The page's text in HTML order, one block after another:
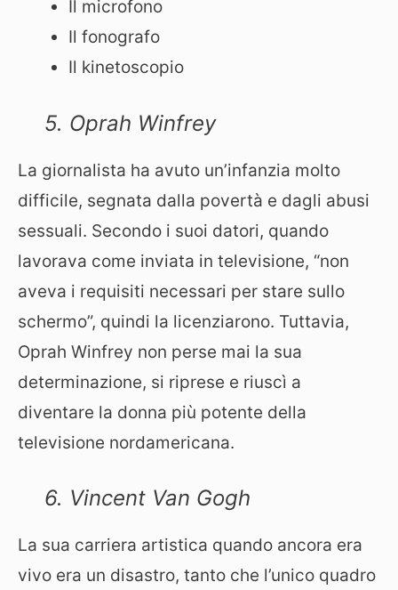
Il microfono
Il fonografo
Il kinetoscopio
5. Oprah Winfrey
La giornalista ha avuto un’infanzia molto
difficile, segnata dalla povertà e dagli abusi
sessuali. Secondo i suoi datori, quando
lavorava come inviata in televisione, “non
aveva i requisiti necessari per stare sullo
schermo”, quindi la licenziarono. Tuttavia,
Oprah Winfrey non perse mai la sua
determinazione, si riprese e riuscì a
diventare la donna più potente della
televisione nordamericana.
6. Vincent Van Gogh
La sua carriera artistica quando ancora era
vivo era un disastro, tanto che l’unico quadro